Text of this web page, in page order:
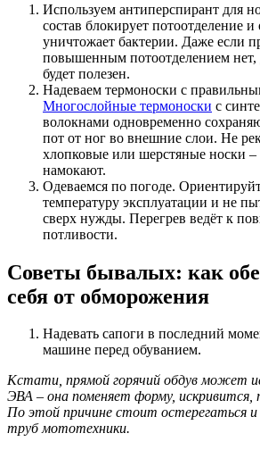
Используем антиперспирант для
состав блокирует потоотделение
уничтожает бактерии. Даже если
повышенным потоотделением нет,
будет полезен.
Надеваем термоноски с
Многослойные термоноски с
волокнами одновременно
пот от ног во внешние слои. Не
хлопковые или шерстяные носки –
намокают.
Одеваемся по погоде.
температуру эксплуатации и не
сверх нужды. Перегрев ведёт к
потливости.
Советы бывалых: как
себя от обморожения
Надевать сапоги в последний
машине перед обуванием.
Кстати, прямой горячий обдув может
ЭВА – она поменяет форму, искривится,
По этой причине стоит остерегаться и
труб мототехники.